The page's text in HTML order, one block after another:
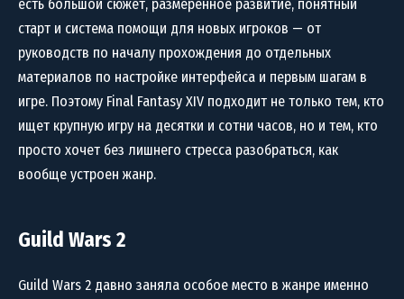
есть большой сюжет, размеренное развитие, понятный
старт и система помощи для новых игроков — от
руководств по началу прохождения до отдельных
материалов по настройке интерфейса и первым шагам в
игре. Поэтому Final Fantasy XIV подходит не только тем, кто
ищет крупную игру на десятки и сотни часов, но и тем, кто
просто хочет без лишнего стресса разобраться, как
вообще устроен жанр.
Guild Wars 2
Guild Wars 2 давно заняла особое место в жанре именно